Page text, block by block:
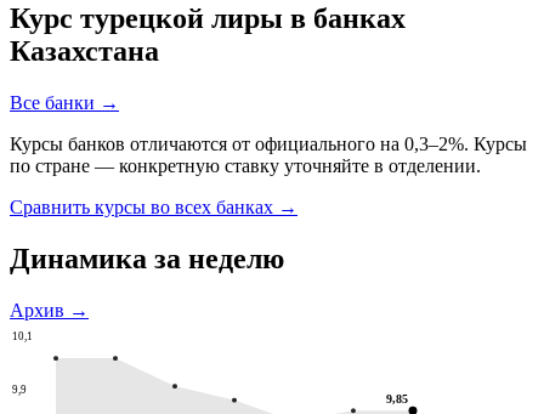
Курс турецкой лиры в банках
Казахстана
Все банки →
Курсы банков отличаются от официального на 0,3–2%. Курсы
по стране — конкретную ставку уточняйте в отделении.
Сравнить курсы во всех банках →
Динамика за неделю
Архив →
10,1
9,9
9,85